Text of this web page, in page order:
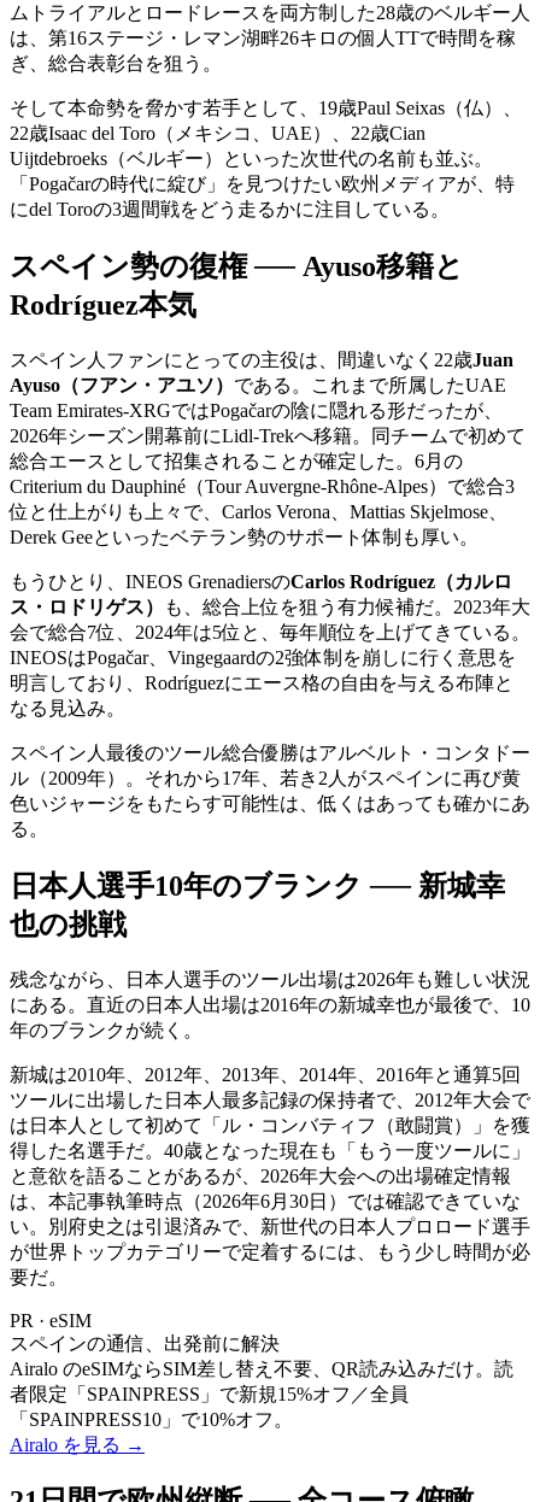
ムトライアルとロードレースを両方制した28歳のベルギー人
は、第16ステージ・レマン湖畔26キロの個人TTで時間を稼
ぎ、総合表彰台を狙う。
そして本命勢を脅かす若手として、19歳Paul Seixas（仏）、
22歳Isaac del Toro（メキシコ、UAE）、22歳Cian
Uijtdebroeks（ベルギー）といった次世代の名前も並ぶ。
「Pogačarの時代に綻び」を見つけたい欧州メディアが、特
にdel Toroの3週間戦をどう走るかに注目している。
スペイン勢の復権 ── Ayuso移籍と
Rodríguez本気
スペイン人ファンにとっての主役は、間違いなく22歳Juan
Ayuso（フアン・アユソ） である。これまで所属したUAE
Team Emirates-XRGではPogačarの陰に隠れる形だったが、
2026年シーズン開幕前にLidl-Trekへ移籍。同チームで初めて
総合エースとして招集されることが確定した。6月の
Criterium du Dauphiné（Tour Auvergne-Rhône-Alpes）で総合3
位と仕上がりも上々で、Carlos Verona、Mattias Skjelmose、
Derek Geeといったベテラン勢のサポート体制も厚い。
もうひとり、INEOS GrenadiersのCarlos Rodríguez（カルロ
ス・ロドリゲス）
も、総合上位を狙う有力候補だ。2023年大
会で総合7位、2024年は5位と、毎年順位を上げてきている。
INEOSはPogačar、Vingegaardの2強体制を崩しに行く意思を
明言しており、Rodríguezにエース格の自由を与える布陣と
なる見込み。
スペイン人最後のツール総合優勝はアルベルト・コンタドー
ル（2009年）。それから17年、若き2人がスペインに再び黄
色いジャージをもたらす可能性は、低くはあっても確かにあ
る。
日本人選手10年のブランク ── 新城幸
也の挑戦
残念ながら、日本人選手のツール出場は2026年も難しい状況
にある。直近の日本人出場は2016年の新城幸也が最後で、10
年のブランクが続く。
新城は2010年、2012年、2013年、2014年、2016年と通算5回
ツールに出場した日本人最多記録の保持者で、2012年大会で
は日本人として初めて「ル・コンバティフ（敢闘賞）」を獲
得した名選手だ。40歳となった現在も「もう一度ツールに」
と意欲を語ることがあるが、2026年大会への出場確定情報
は、本記事執筆時点（2026年6月30日）では確認できていな
い。別府史之は引退済みで、新世代の日本人プロロード選手
が世界トップカテゴリーで定着するには、もう少し時間が必
要だ。
PR · eSIM
スペインの通信、出発前に解決
Airalo のeSIMならSIM差し替え不要、QR読み込みだけ。読
者限定「SPAINPRESS」で新規15%オフ／全員
「SPAINPRESS10」で10%オフ。
Airalo を見る →